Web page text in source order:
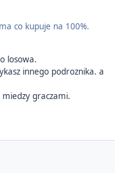
co kupuje na 100%.
losowa.
innego podroznika. a
graczami.